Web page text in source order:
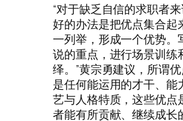
“对于缺乏自信的求职者
好的办法是把优点集合起
一列举，形成一个优势。
说的重点，进行场景训练
绎。”黄宗勇建议，所谓
是任何能运用的才干、能
艺与人格特质，这些优点
者能有所贡献、继续成长